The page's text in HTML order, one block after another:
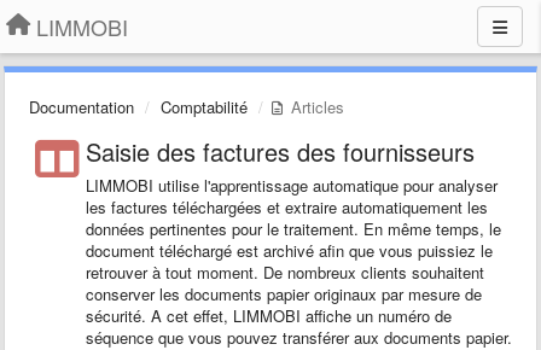
LIMMOBI
Documentation Comptabilité Articles
Saisie des factures des fournisseurs
LIMMOBI utilise l'apprentissage automatique pour analyser
les factures téléchargées et extraire automatiquement les
données pertinentes pour le traitement. En même temps, le
document téléchargé est archivé afin que vous puissiez le
retrouver à tout moment. De nombreux clients souhaitent
conserver les documents papier originaux par mesure de
sécurité. A cet effet, LIMMOBI affiche un numéro de
séquence que vous pouvez transférer aux documents papier.